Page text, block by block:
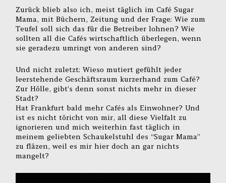
Zurück blieb also ich, meist täglich im Café Sugar
Mama, mit Büchern, Zeitung und der Frage: Wie zum
Teufel soll sich das für die Betreiber lohnen? Wie
sollten all die Cafés wirtschaftlich überlegen, wenn
sie geradezu umringt von anderen sind?
Und nicht zuletzt: Wieso mutiert gefühlt jeder
leerstehende Geschäftsraum kurzerhand zum Café?
Zur Hölle, gibt’s denn sonst nichts mehr in dieser
Stadt?
Hat Frankfurt bald mehr Cafés als Einwohner? Und
ist es nicht töricht von mir, all diese Vielfalt zu
ignorieren und mich weiterhin fast täglich in
meinem geliebten Schaukelstuhl des “Sugar Mama”
zu fläzen, weil es mir hier doch an gar nichts
mangelt?